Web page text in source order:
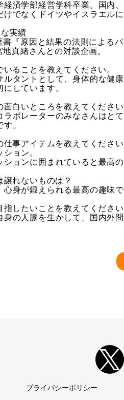
経済学部経営学科卒業。国内
けでなくドイツやイスラエル
実績
『原因と結果の法則による
真緒さんとの対談企画。
ることを教えてください。
ルタントとして、身体的な健
にしています。
白いところを教えてください
ラボレーターのみなさんはと
。
事アイテムを教えてください
ョン。
ションに囲まれていると最高
れないものは？
心身が鍛えられる最高の趣味で
したいことを教えてください
身の人脈を生かして、国内外
プライバシーポリシー